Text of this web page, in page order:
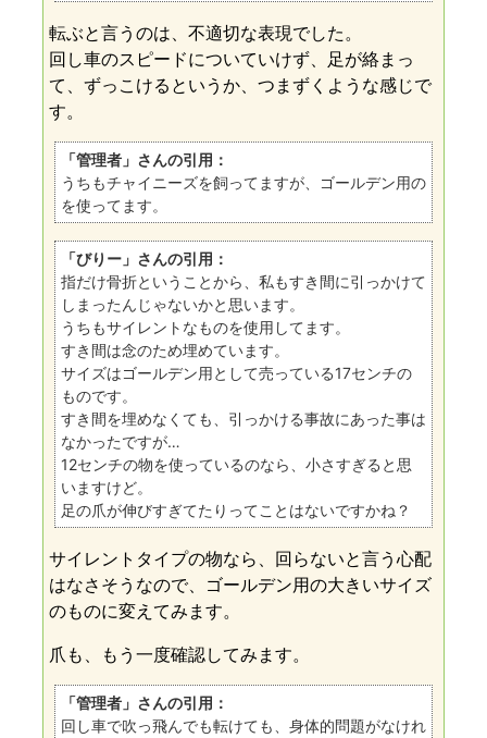
転ぶと言うのは、不適切な表現でした。
回し車のスピードについていけず、足が絡まっ
て、ずっこけるというか、つまずくような感じで
す。
「管理者」さんの引用：
うちもチャイニーズを飼ってますが、ゴールデン用の
を使ってます。
「びりー」さんの引用：
指だけ骨折ということから、私もすき間に引っかけて
しまったんじゃないかと思います。
うちもサイレントなものを使用してます。
すき間は念のため埋めています。
サイズはゴールデン用として売っている17センチの
ものです。
すき間を埋めなくても、引っかける事故にあった事は
なかったですが…
12センチの物を使っているのなら、小さすぎると思
いますけど。
足の爪が伸びすぎてたりってことはないですかね？
サイレントタイプの物なら、回らないと言う心配
はなさそうなので、ゴールデン用の大きいサイズ
のものに変えてみます。
爪も、もう一度確認してみます。
「管理者」さんの引用：
回し車で吹っ飛んでも転けても、身体的問題がなけれ